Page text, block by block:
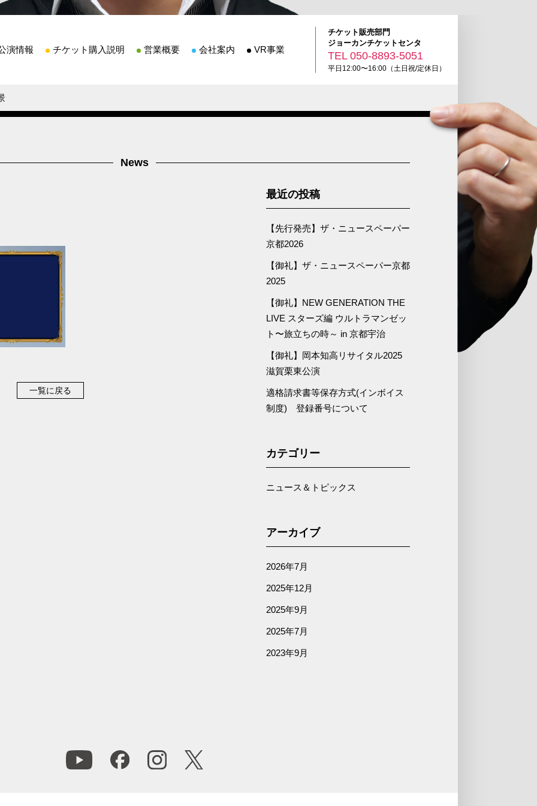
演情報 チケット購入説明 営業概要 会社案内 VR事業
チケット販売部門
ジョーカンチケットセンタ
TEL 050-8893-5051
平日12:00〜16:00（土日祝/定休日）
News
一覧に戻る
最近の投稿
【先行発売】ザ・ニュースペーパー
京都2026
【御礼】ザ・ニュースペーパー京都
2025
【御礼】NEW GENERATION THE
LIVE スターズ編 ウルトラマンゼッ
ト〜旅立ちの時～ in 京都宇治
【御礼】岡本知高リサイタル2025
滋賀栗東公演
適格請求書等保存方式(インボイス
制度) 登録番号について
カテゴリー
ニュース＆トピックス
アーカイブ
2026年7月
2025年12月
2025年9月
2025年7月
2023年9月